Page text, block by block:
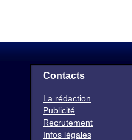
Contacts
La rédaction
Publicité
Recrutement
Infos légales